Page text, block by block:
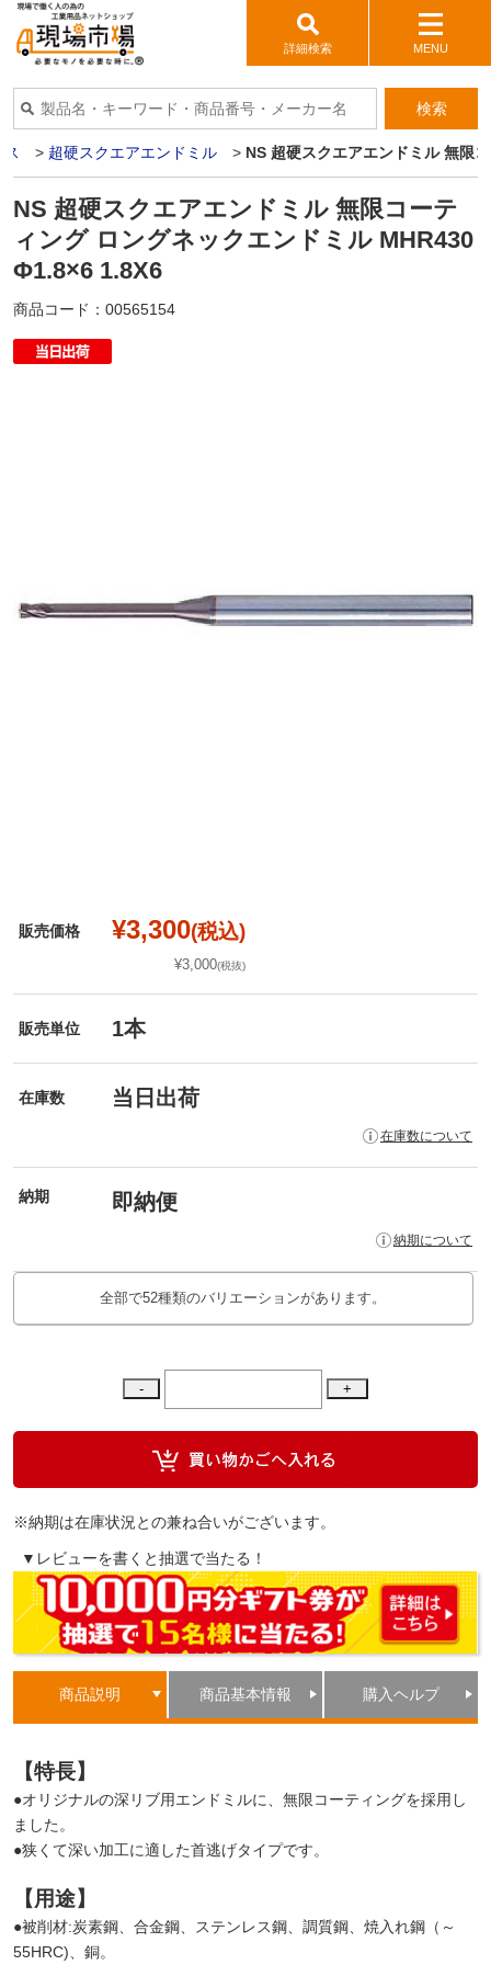
詳細検索 MENU
検索
> 超硬スクエアエンドミル > NS 超硬スクエアエンドミル 無限
NS 超硬スクエアエンドミル 無限コーテ
ィング ロングネックエンドミル MHR430
Φ1.8×6 1.8X6
商品コード： 00565154
販売価格 ¥3,300(税込)
¥3,000(税抜)
販売単位 1本
在庫数 当日出荷
在庫数について
納期 即納便
納期について
全部で52種類のバリエーションがあります。
※納期は在庫状況との兼ね合いがございます。
▼レビューを書くと抽選で当たる！
商品説明 商品基本情報 購入ヘルプ
【特長】
●オリジナルの深リブ用エンドミルに、無限コーティングを採用し
ました。
●狭くて深い加工に適した首逃げタイプです。
【用途】
●被削材:炭素鋼、合金鋼、ステンレス鋼、調質鋼、焼入れ鋼（～
55HRC)、銅。